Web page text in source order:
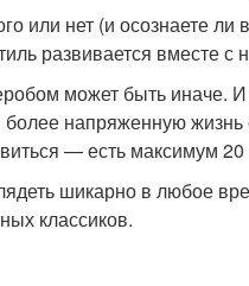
или нет (и осознаете
развивается вместе с
может быть иначе.
напряженную
— есть максимум
шикарно в любое
классиков.